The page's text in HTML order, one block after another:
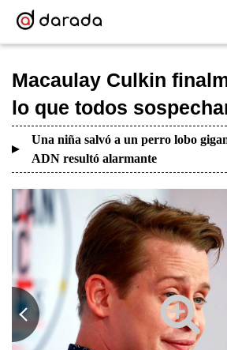
Macaulay Culkin
lo que todos
Una niña salvó a un perro lobo
ADN resultó alarmante